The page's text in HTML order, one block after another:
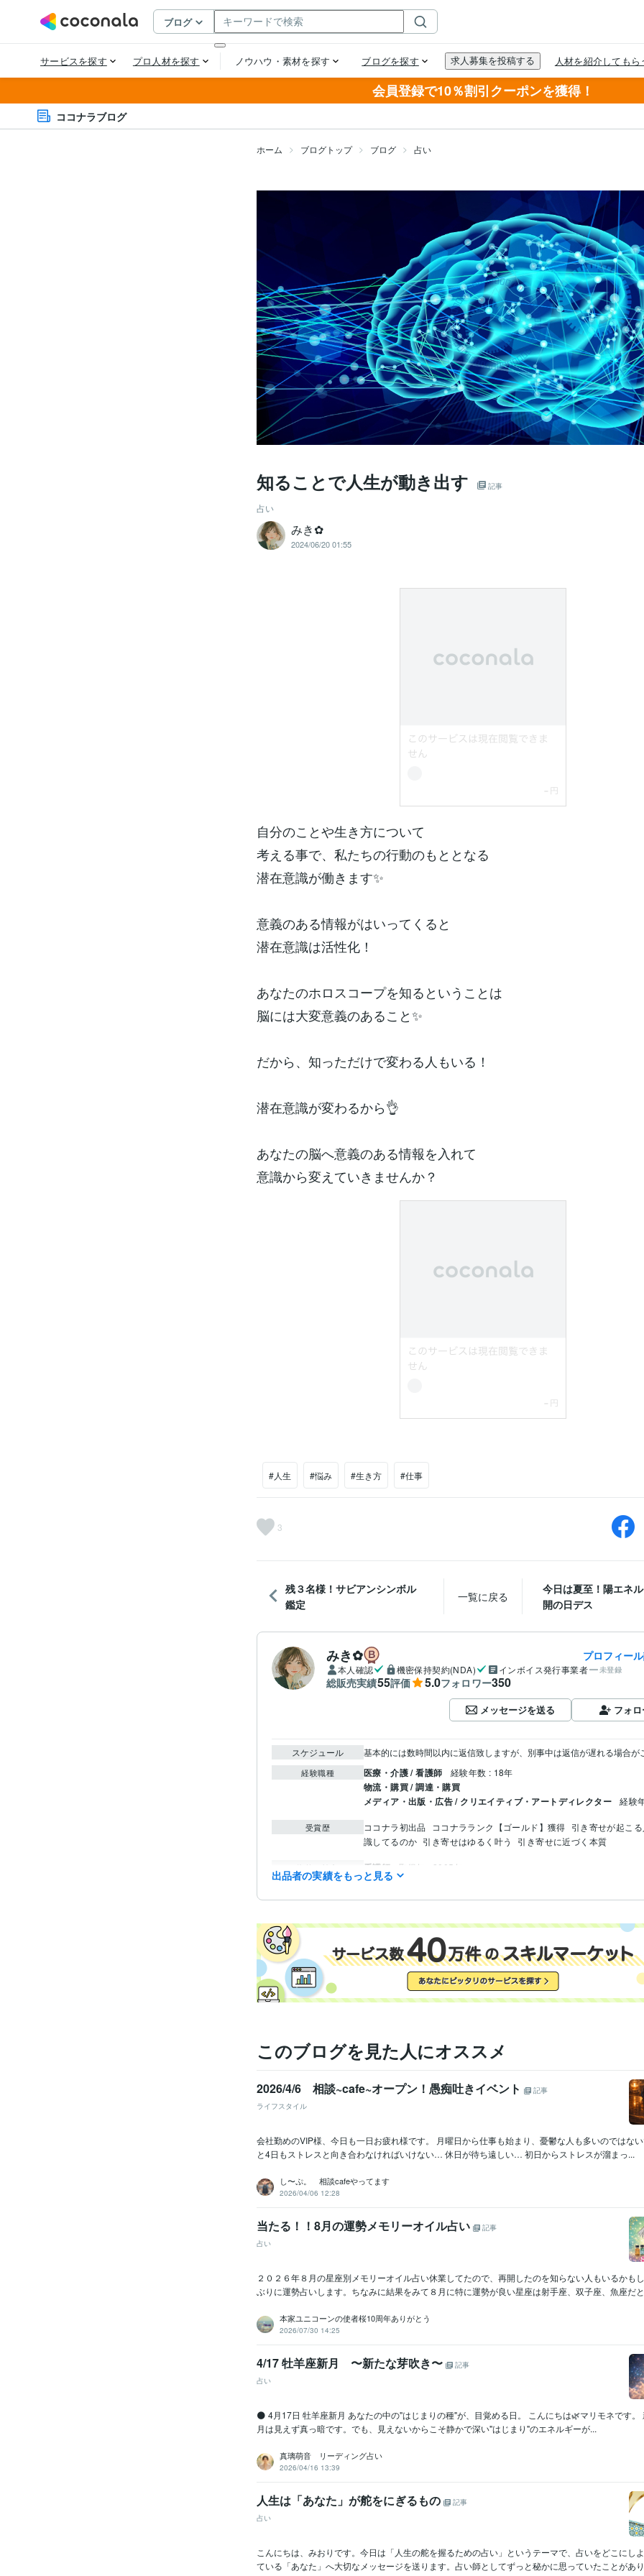
会員登録で10％割引クーポンを獲得！
ココナラブログ
ホーム ブログトップ ブログ 占い
知ることで人生が動き出す 記事
占い
みき✿
2024/06/20 01:55
自分のことや生き方について
考える事で、私たちの行動のもととなる
潜在意識が働きます✨
意義のある情報がはいってくると
潜在意識は活性化！
あなたのホロスコープを知るということは
脳には大変意義のあること✨
だから、知っただけで変わる人もいる！
潜在意識が変わるから👌
あなたの脳へ意義のある情報を入れて
意識から変えていきませんか？
#人生 #悩み #生き方 #仕事
3
残３名様！サビアンシンボル
鑑定
一覧に戻る
今日は夏至！陽エネ
開の日デス
みき✿ プロフィー
本人確認 機密保持契約(NDA) インボイス発行事業者 未登録
総販売実績55評価 5.0フォロワー350
メッセージを送る フォ
スケジュール 基本的には数時間以内に返信致しますが、別事中は返信が遅れる場合が
経験職種 医療・介護 / 看護師 経験年数 : 18年
物流・購買 / 調達・購買
メディア・出版・広告 / クリエイティブ・アートディレクター
経験
受賞歴 ココナラ初出品 ココナラランク【ゴールド】獲得 引き寄せが起こ
識してるのか 引き寄せはゆるく叶う 引き寄せに近づく本質
資格・検定 看護師 取得年 : 2005年
ティブツール
その他ツール
得意分野 イラスト作成・漫画制作 AIイラスト
占星術 Kindle出版
出品者の実績をもっと見る
このブログを見た人にオススメ
2026/4/6 相談~cafe~オープン！愚痴吐きイベント
記事
ライフスタイル
会社勤めのVIP様、今日も一日お疲れ様です。 月曜日から仕事も始まり、憂鬱な人も多いのではな
と4日もストレスと向き合わなければいけない… 休日が待ち遠しい… 初日からストレスが溜まっ...
し〜ぷ。 相談cafeやってます
2026/04/06 12:28
当たる！！8月の運勢メモリーオイル占い
記事
占い
２０２６年８月の星座別メモリーオイル占い休業してたので、再開したのを知らない人もいるかも
ぶりに運勢占いします。ちなみに結果をみて８月に特に運勢が良い星座は射手座、双子座、魚座だ
本家ユニコーンの使者桜10周年ありがとう
2026/07/30 14:25
4/17 牡羊座新月 〜新たな芽吹き〜
記事
占い
🌑 4月17日 牡羊座新月 あなたの中の"はじまりの種"が、目覚める日。 こんにちは🌿マリモネです。
月は見えず真っ暗です。でも、見えないからこそ静かで深い"はじまり"のエネルギーが...
真璃萌音 リーディング占い
2026/04/16 13:39
人生は「あなた」が舵をにぎるもの
記事
占い
こんにちは、みおりです。今日は「人生の舵を握るための占い」というテーマで、占いをどこにし
ている「あなた」へ大切なメッセージを送ります。占い師としてずっと秘かに思っていたことがあ